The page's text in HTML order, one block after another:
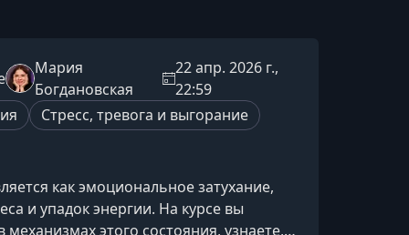
Мария
Богдановская
22 апр. 2026 г.,
22:59
Стресс, тревога и выгорание
как эмоциональное затухание,
и упадок энергии. На курсе вы
механизмах этого состояния, узнаете,